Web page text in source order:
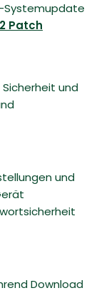
Systemupdate
Patch
und
und
Download